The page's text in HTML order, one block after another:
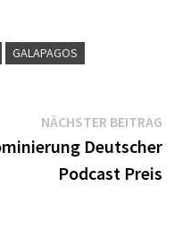
GALAPAGOS
NÄCHSTER BEITRAG
Deutscher
Podcast Preis